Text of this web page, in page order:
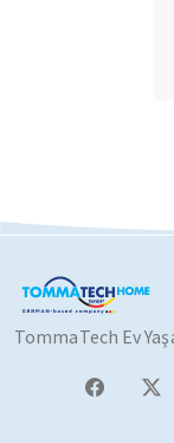
TommaTech Ev